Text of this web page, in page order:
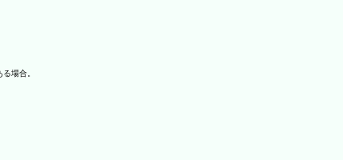
場合。